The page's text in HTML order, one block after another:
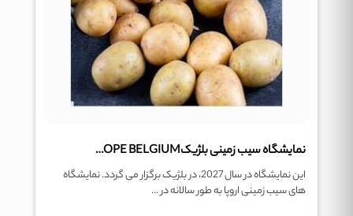
نمایشگاه سیب زمینی بلژیکPOTATO EUROPE BELGIUM
این نمایشگاه در سال 2027، در بلژیک برگزار می گردد. نمایشگاه
های سیب زمینی اروپا به طور سالانه در ...